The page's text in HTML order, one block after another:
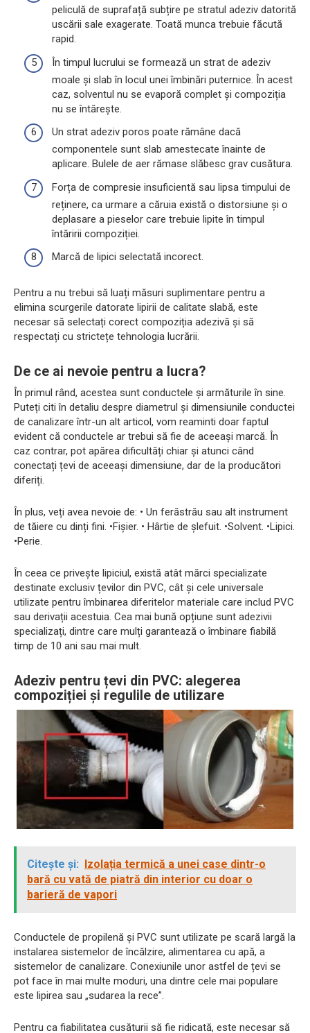
peliculă de suprafață subțire pe stratul adeziv datorită
uscării sale exagerate. Toată munca trebuie făcută
rapid.
În timpul lucrului se formează un strat de adeziv
moale și slab în locul unei îmbinări puternice. În acest
caz, solventul nu se evaporă complet și compoziția
nu se întărește.
Un strat adeziv poros poate rămâne dacă
componentele sunt slab amestecate înainte de
aplicare. Bulele de aer rămase slăbesc grav cusătura.
Forța de compresie insuficientă sau lipsa timpului de
reținere, ca urmare a căruia există o distorsiune și o
deplasare a pieselor care trebuie lipite în timpul
întăririi compoziției.
Marcă de lipici selectată incorect.
Pentru a nu trebui să luați măsuri suplimentare pentru a
elimina scurgerile datorate lipirii de calitate slabă, este
necesar să selectați corect compoziția adezivă și să
respectați cu strictețe tehnologia lucrării.
De ce ai nevoie pentru a lucra?
În primul rând, acestea sunt conductele și armăturile în sine.
Puteți citi în detaliu despre diametrul și dimensiunile conductei
de canalizare într-un alt articol, vom reaminti doar faptul
evident că conductele ar trebui să fie de aceeași marcă. În
caz contrar, pot apărea dificultăți chiar și atunci când
conectați țevi de aceeași dimensiune, dar de la producători
diferiți.
În plus, veți avea nevoie de: • Un ferăstrău sau alt instrument
de tăiere cu dinți fini. •Fişier. • Hârtie de șlefuit. •Solvent. •Lipici.
•Perie.
În ceea ce privește lipiciul, există atât mărci specializate
destinate exclusiv țevilor din PVC, cât și cele universale
utilizate pentru îmbinarea diferitelor materiale care includ PVC
sau derivații acestuia. Cea mai bună opțiune sunt adezivii
specializați, dintre care mulți garantează o îmbinare fiabilă
timp de 10 ani sau mai mult.
Adeziv pentru țevi din PVC: alegerea
compoziției și regulile de utilizare
Citește și:
Izolația termică a unei case dintr-o
bară cu vată de piatră din interior cu doar o
barieră de vapori
Conductele de propilenă și PVC sunt utilizate pe scară largă la
instalarea sistemelor de încălzire, alimentarea cu apă, a
sistemelor de canalizare. Conexiunile unor astfel de țevi se
pot face în mai multe moduri, una dintre cele mai populare
este lipirea sau „sudarea la rece”.
Pentru ca fiabilitatea cusăturii să fie ridicată, este necesar să